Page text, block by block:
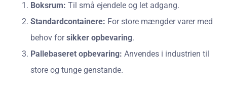
Boksrum: Til små ejendele og let adgang.
Standardcontainere: For store mængder varer med
behov forsikker opbevaring.
Pallebaseret opbevaring: Anvendes i industrien til
store og tunge genstande.